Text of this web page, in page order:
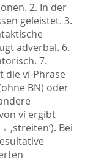
2. In der
geleistet. 3.
adverbal. 6.
7.
ví-Phrase
BN) oder
ví ergibt
‚streiten‘). Bei